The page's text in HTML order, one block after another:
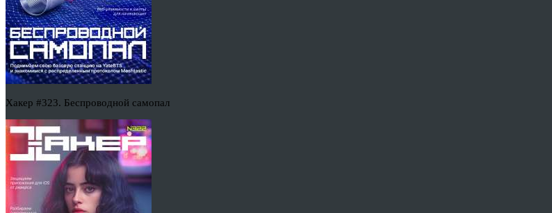
Хакер #323. Беспроводной самопал